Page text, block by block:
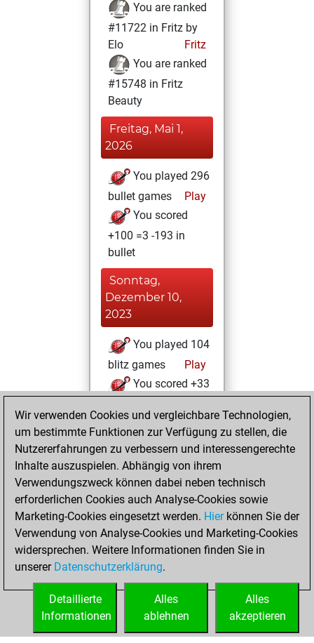
You are ranked
#11722 in Fritz by
Elo
Fritz
You are ranked
#15748 in Fritz
Beauty
Freitag, Mai 1,
2026
You played 296
bullet games
Play
You scored
+100 =3 -193 in
bullet
Sonntag,
Dezember 10,
2023
You played 104
blitz games
Play
You scored +33
Mittwoch, April
14, 2021
You achieved a
BeautyScore of 8
Fritz
You
achieved a new Elo
of 1592
You created
your Fritz account
Wir verwenden Cookies und vergleichbare Technologien,
um bestimmte Funktionen zur Verfügung zu stellen, die
Nutzererfahrungen zu verbessern und interessengerechte
Inhalte auszuspielen. Abhängig von ihrem
Verwendungszweck können dabei neben technisch
erforderlichen Cookies auch Analyse-Cookies sowie
Marketing-Cookies eingesetzt werden. Hierkönnen Sie der
Verwendung von Analyse-Cookies und Marketing-Cookies
widersprechen. Weitere Informationen finden Sie in
unserer Datenschutzerklärung.
Alles
akzeptieren
Alles
ablehnen
Detaillierte
Informationen